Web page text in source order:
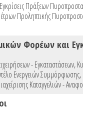
Εγκρίσεις Πράξεων Πυροπροστασίας
Προληπτικής Πυροπροστασίας
- Εγκαταστάσεων,Κυρώσεις
Ενεργειών Συμμόρφωσης,
Καταγγελιών - Αναφορών